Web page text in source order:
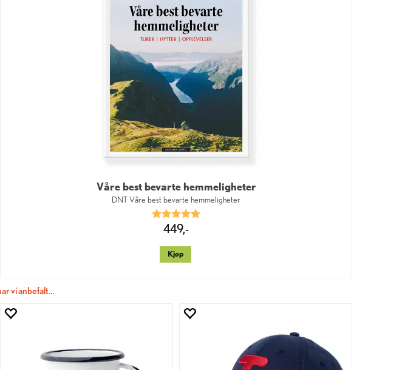
Våre best bevarte hemmeligheter
DNT Våre best bevarte hemmeligheter
Karakter:
449,-
Kjøp
vi anbefalt…